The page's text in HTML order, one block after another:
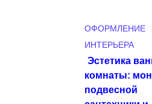
ОФОРМЛЕНИЕ
ИНТЕРЬЕРА
Эстетика
комнаты:
подвесной